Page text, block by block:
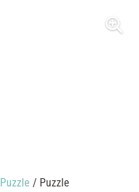
Puzzle / Puzzle